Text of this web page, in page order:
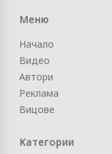
Меню
Начало
Видео
Автори
Реклама
Вицове
Категории